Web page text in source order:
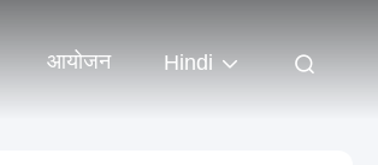
आयोजन Hindi